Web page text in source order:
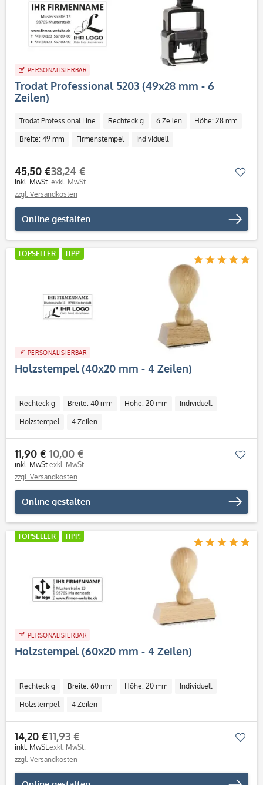
PERSONALISIERBAR
Trodat Professional 5203 (49x28 mm - 6
Zeilen)
Trodat Professional Line Rechteckig 6 Zeilen Höhe: 28 mm
Breite: 49 mm Firmenstempel Individuell
45,50 €
inkl. MwSt.
38,24 €
exkl. MwSt.
zzgl. Versandkosten
Online gestalten
TOPSELLER TIPP!
PERSONALISIERBAR
Holzstempel (40x20 mm - 4 Zeilen)
Rechteckig Breite: 40 mm Höhe: 20 mm Individuell
Holzstempel 4 Zeilen
11,90 €
inkl. MwSt.
10,00 €
exkl. MwSt.
zzgl. Versandkosten
Online gestalten
TOPSELLER TIPP!
PERSONALISIERBAR
Holzstempel (60x20 mm - 4 Zeilen)
Rechteckig Breite: 60 mm Höhe: 20 mm Individuell
Holzstempel 4 Zeilen
14,20 €
inkl. MwSt.
11,93 €
exkl. MwSt.
zzgl. Versandkosten